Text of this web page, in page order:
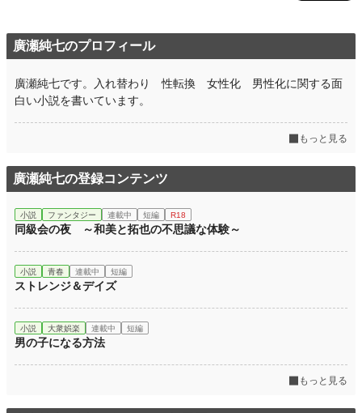
廣瀬純七のプロフィール
廣瀬純七です。入れ替わり 性転換 女性化 男性化に関する面
白い小説を書いています。
もっと見る
廣瀬純七の登録コンテンツ
小説 ファンタジー 連載中 短編 R18
同級会の夜 ～和美と拓也の不思議な体験～
小説 青春 連載中 短編
ストレンジ＆デイズ
小説 大衆娯楽 連載中 短編
男の子になる方法
もっと見る